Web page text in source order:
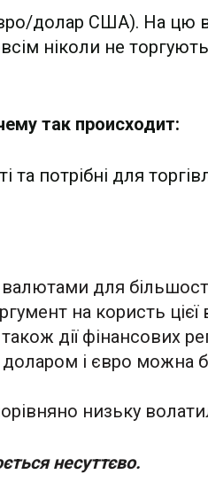
долар США). На цю
ніколи не
так происходит:
потрібні для
для
на користь цієї
дії фінансових
доларом і євро можна
низьку
несуттєво.